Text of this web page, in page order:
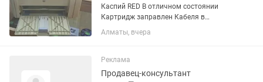
Каспий RED В отличном состоянии
Картридж заправлен Кабеля в
комплекте Принтер Hp 1018 - 23000 Hp
1020 - 23000 Canon lbp6000 - 27000 Hp
m15w - 30000 Hp m111w -...
Алматы, вчера
Реклама
Продавец-консультант